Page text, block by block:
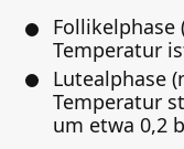
Follikelphase
Temperatur
Lutealphase
Temperatur
um etwa 0,2